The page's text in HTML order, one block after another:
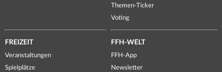
Themen-Ticker
Voting
FREIZEIT
Veranstaltungen
Spielplätze
FFH-WELT
FFH-App
Newsletter